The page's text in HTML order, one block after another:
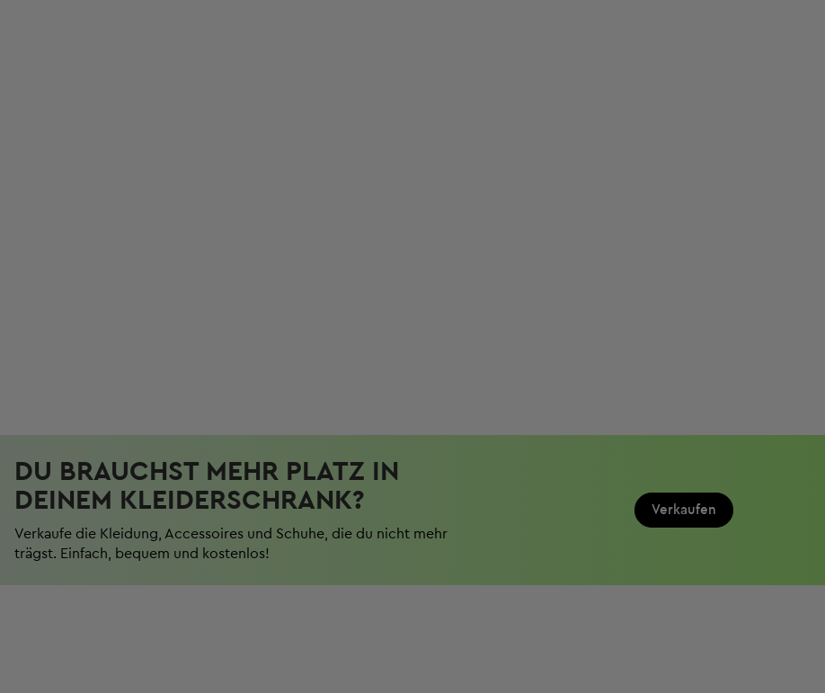
DU BRAUCHST MEHR PLATZ IN
DEINEM KLEIDERSCHRANK?
Verkaufe die Kleidung, Accessoires und Schuhe, die du nicht mehr
trägst. Einfach, bequem und kostenlos!
Verkaufen